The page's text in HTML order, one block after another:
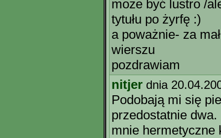
może być lustro /
tytułu po żyrfę :)
a poważnie- za
wierszu
pozdrawiam
nitjer dnia
Podobają mi się
przedostatnie dwa.
mnie hermetyczne